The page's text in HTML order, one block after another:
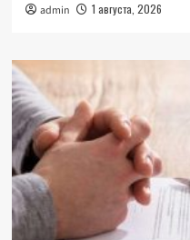
admin 1 августа, 2026